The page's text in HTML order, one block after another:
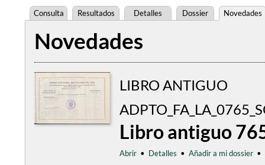
Consulta Resultados Detalles Dossier Novedades
Novedades
LIBRO ANTIGUO
Libro antiguo
Abrir • Detalles • Añadir a mi dossier •